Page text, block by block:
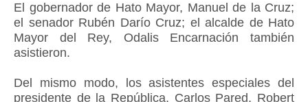
El gobernador de Hato Mayor, Manuel de la Cruz;
el senador Rubén Darío Cruz; el alcalde de Hato
Mayor del Rey, Odalis Encarnación también
asistieron.
Del mismo modo, los asistentes especiales del
presidente de la República, Carlos Pared, Robert